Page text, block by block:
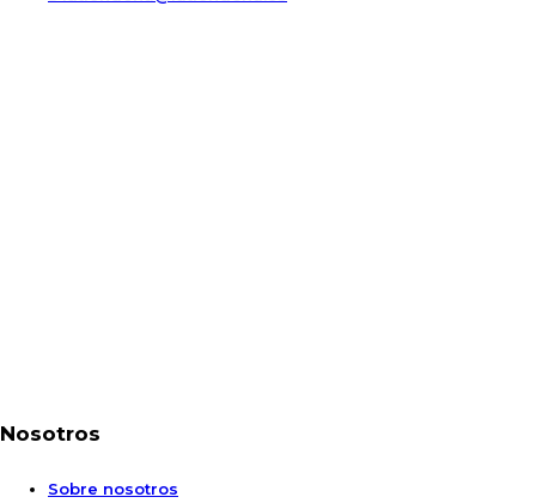
Nosotros
Sobre nosotros